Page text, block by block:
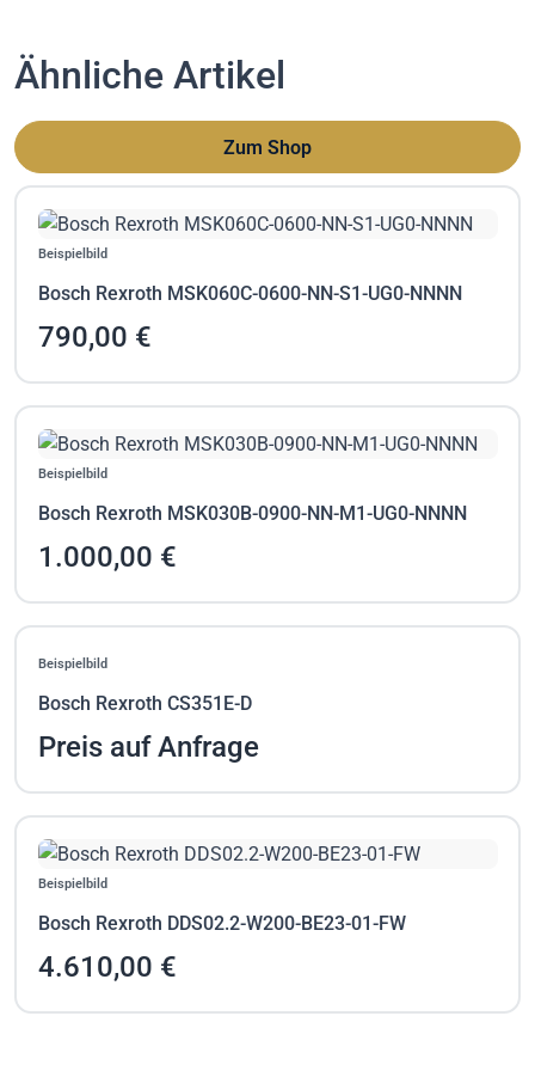
Ähnliche Artikel
Zum Shop
Beispielbild
Bosch Rexroth MSK060C-0600-NN-S1-UG0-NNNN
790,00 €
Beispielbild
Bosch Rexroth MSK030B-0900-NN-M1-UG0-NNNN
1.000,00 €
Beispielbild
Bosch Rexroth CS351E-D
Preis auf Anfrage
Beispielbild
Bosch Rexroth DDS02.2-W200-BE23-01-FW
4.610,00 €